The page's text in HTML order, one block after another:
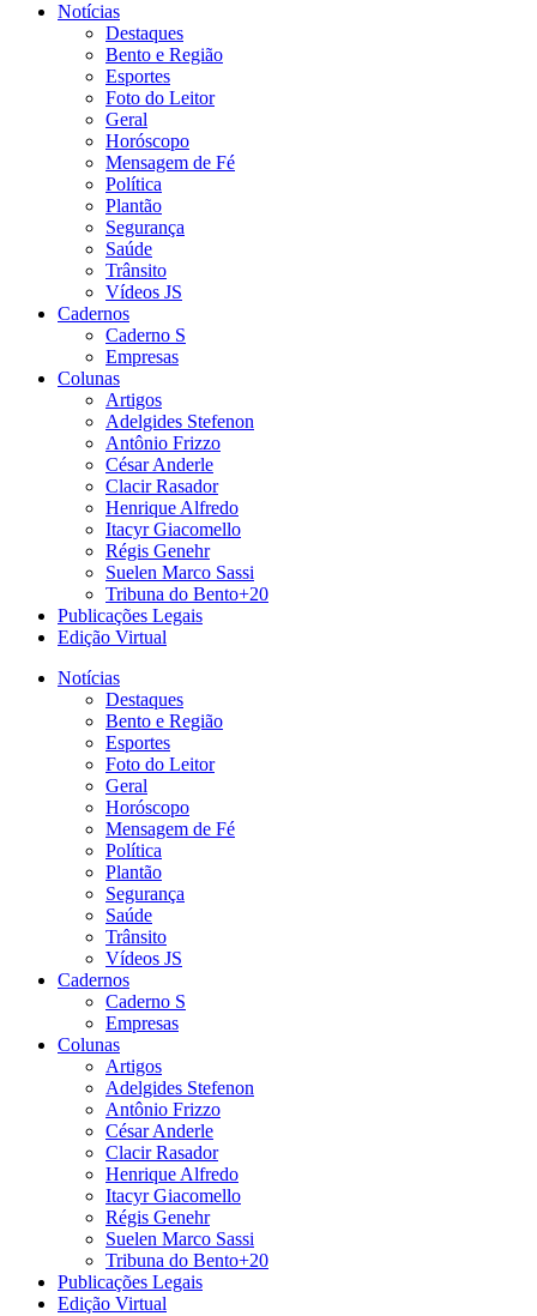
Notícias
Destaques
Bento e Região
Esportes
Foto do Leitor
Geral
Horóscopo
Mensagem de Fé
Política
Plantão
Segurança
Saúde
Trânsito
Vídeos JS
Cadernos
Caderno S
Empresas
Colunas
Artigos
Adelgides Stefenon
Antônio Frizzo
César Anderle
Clacir Rasador
Henrique Alfredo
Itacyr Giacomello
Régis Genehr
Suelen Marco Sassi
Tribuna do Bento+20
Publicações Legais
Edição Virtual
Notícias
Destaques
Bento e Região
Esportes
Foto do Leitor
Geral
Horóscopo
Mensagem de Fé
Política
Plantão
Segurança
Saúde
Trânsito
Vídeos JS
Cadernos
Caderno S
Empresas
Colunas
Artigos
Adelgides Stefenon
Antônio Frizzo
César Anderle
Clacir Rasador
Henrique Alfredo
Itacyr Giacomello
Régis Genehr
Suelen Marco Sassi
Tribuna do Bento+20
Publicações Legais
Edição Virtual